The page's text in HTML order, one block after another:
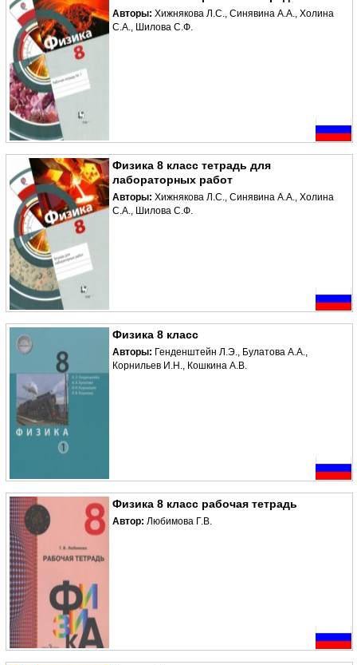
Авторы: Хижнякова Л.С., Синявина А.А., Холина
С.А., Шилова С.Ф.
Физика 8 класс тетрадь для
лабораторных работ
Авторы: Хижнякова Л.С., Синявина А.А., Холина
С.А., Шилова С.Ф.
Физика 8 класс
Авторы: Генденштейн Л.Э., Булатова А.А.,
Корнильев И.Н., Кошкина А.В.
Физика 8 класс рабочая тетрадь
Автор: Любимова Г.В.